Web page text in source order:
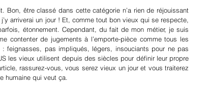
être classé dans cette catégorie n’a rien de réjouissant
arriverai un jour ! Et, comme tout bon vieux qui se respecte,
étonnement. Cependant, du fait de mon métier, je suis
contenter de jugements à l’emporte-pièce comme tous les
feignasses, pas impliqués, légers, insouciants pour ne pas
les vieux utilisent depuis des siècles pour définir leur propre
rassurez-vous, vous serez vieux un jour et vous traiterez
humaine qui veut ça.